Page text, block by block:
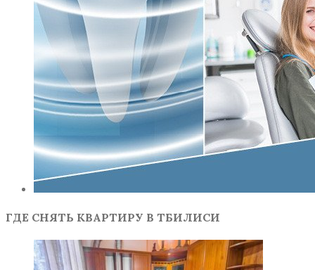
ГДЕ СНЯТЬ КВАРТИРУ В ТБИЛИСИ